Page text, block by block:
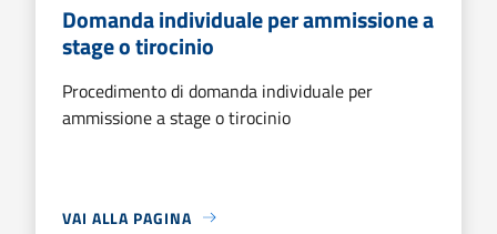
Domanda individuale per ammissione a
stage o tirocinio
Procedimento di domanda individuale per
ammissione a stage o tirocinio
VAI ALLA PAGINA